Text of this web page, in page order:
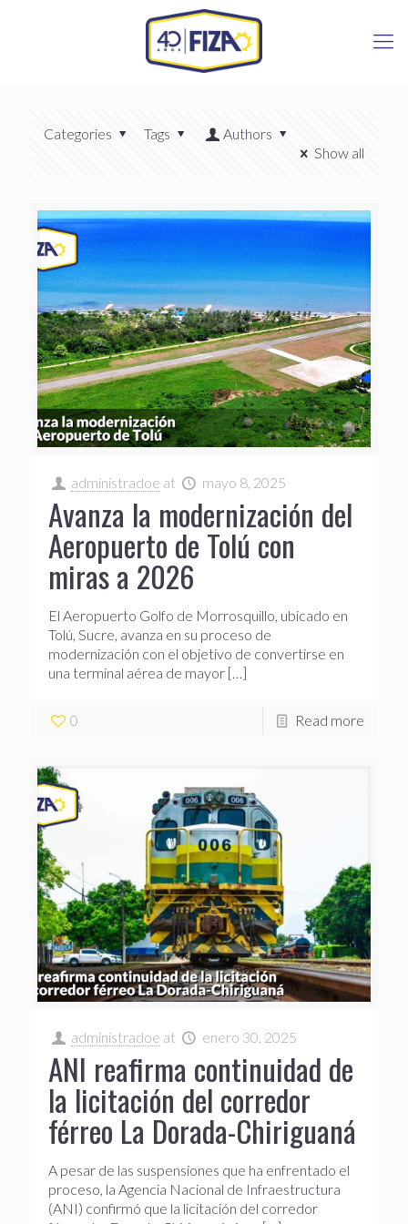
Categories Tags
Authors
Show all
administradoe at mayo 8, 2025
Avanza la modernización del
Aeropuerto de Tolú con
miras a 2026
El Aeropuerto Golfo de Morrosquillo, ubicado en
Tolú, Sucre, avanza en su proceso de
modernización con el objetivo de convertirse en
una terminal aérea de mayor […]
0 Read more
administradoe at enero 30, 2025
ANI reafirma continuidad de
la licitación del corredor
férreo La Dorada-Chiriguaná
A pesar de las suspensiones que ha enfrentado el
proceso, la Agencia Nacional de Infraestructura
(ANI) confirmó que la licitación del corredor